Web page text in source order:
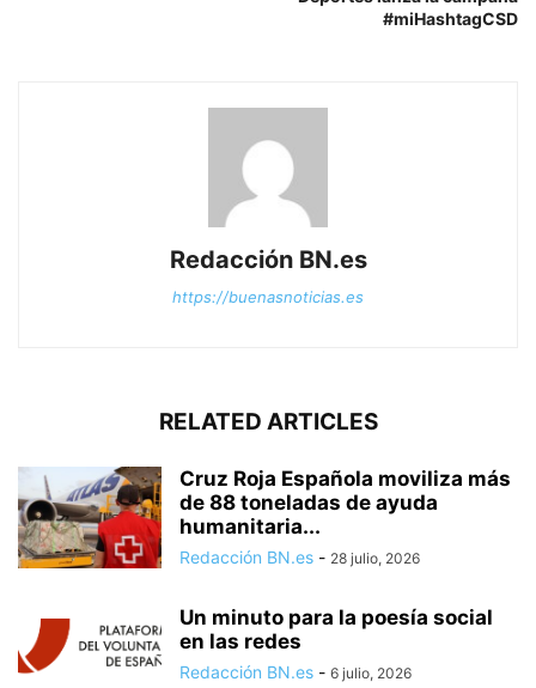
#miHashtagCSD
Redacción BN.es
https://buenasnoticias.es
RELATED ARTICLES
Cruz Roja Española moviliza más
de 88 toneladas de ayuda
humanitaria...
Redacción BN.es - 28 julio, 2026
Un minuto para la poesía social
en las redes
Redacción BN.es - 6 julio, 2026